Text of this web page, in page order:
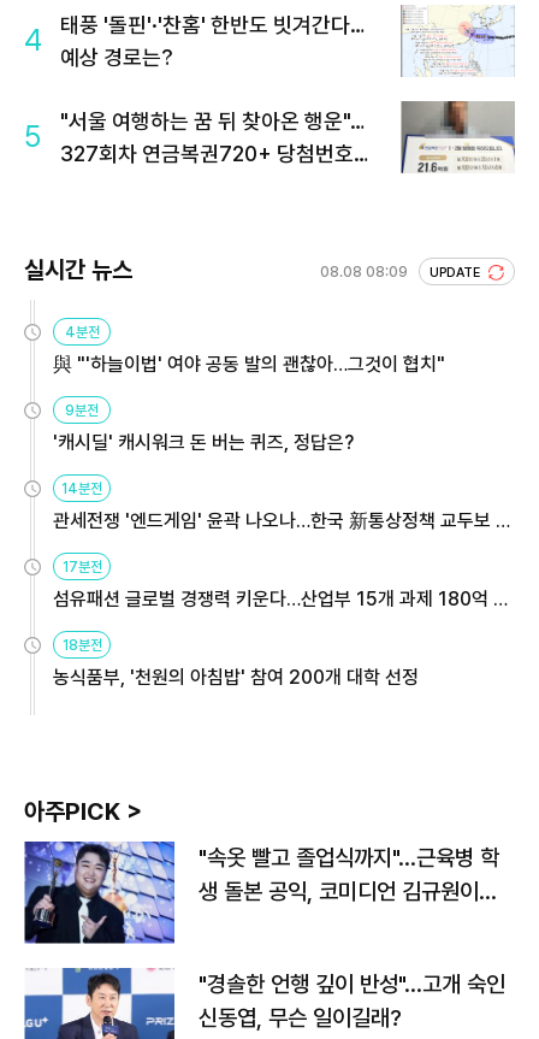
4
태풍 '돌핀'·'찬홈' 한반도 빗겨간다…
예상 경로는?
5
"서울 여행하는 꿈 뒤 찾아온 행운"…
327회차 연금복권720+ 당첨번호조
실시간 뉴스 08.08 08:09 UPDATE
4분전
與 "'하늘이법' 여야 공동 발의 괜찮아…그것이 협치"
9분전
'캐시딜' 캐시워크 돈 버는 퀴즈, 정답은?
14분전
관세전쟁 '엔드게임' 윤곽 나오나…한국 新통상정책 교두보 활
17분전
섬유패션 글로벌 경쟁력 키운다…산업부 15개 과제 180억 지
18분전
농식품부, '천원의 아침밥' 참여 200개 대학 선정
아주PICK >
"속옷 빨고 졸업식까지"…근육병 학
생 돌본 공익, 코미디언 김규원이었
"경솔한 언행 깊이 반성"…고개 숙인
신동엽, 무슨 일이길래?